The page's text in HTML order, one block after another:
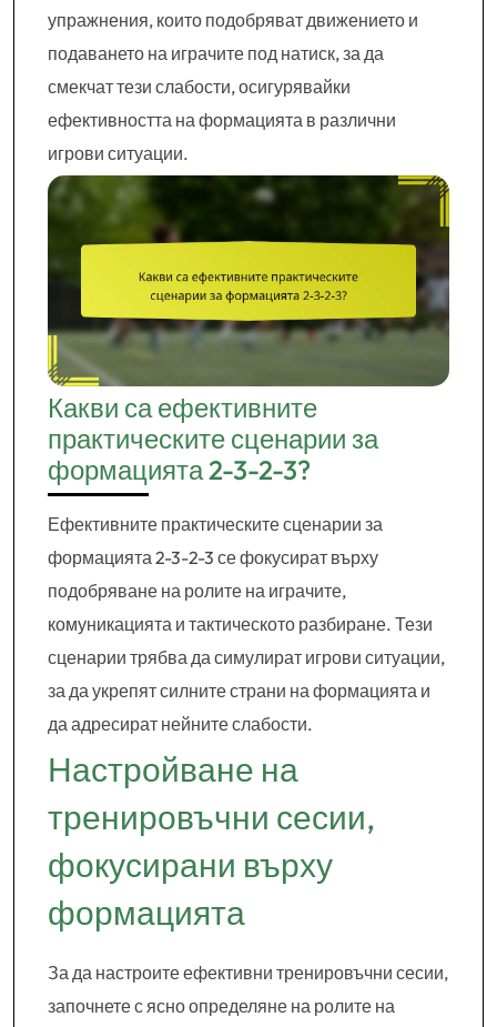
упражнения, които подобряват движението и
подаването на играчите под натиск, за да
смекчат тези слабости, осигурявайки
ефективността на формацията в различни
игрови ситуации.
Какви са ефективните
практическите сценарии за
формацията 2-3-2-3?
Ефективните практическите сценарии за
формацията 2-3-2-3 се фокусират върху
подобряване на ролите на играчите,
комуникацията и тактическото разбиране. Тези
сценарии трябва да симулират игрови ситуации,
за да укрепят силните страни на формацията и
да адресират нейните слабости.
Настройване на
тренировъчни сесии,
фокусирани върху
формацията
За да настроите ефективни тренировъчни сесии,
започнете с ясно определяне на ролите на